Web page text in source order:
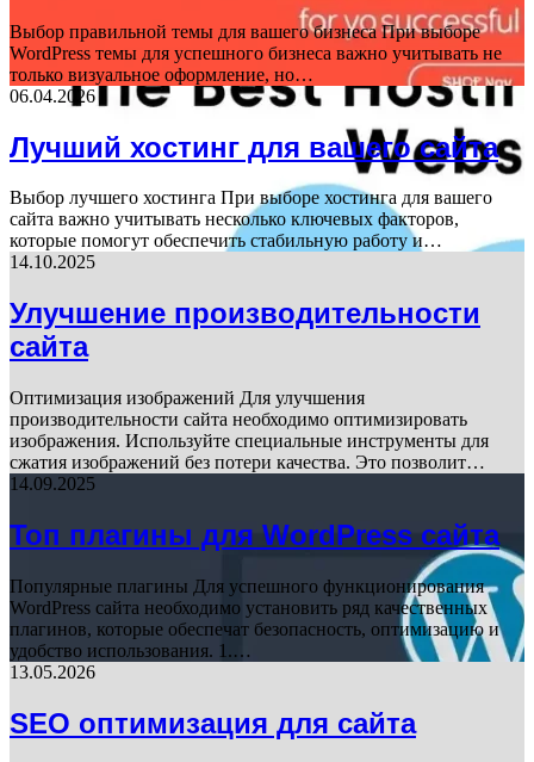
Выбор правильной темы для вашего бизнеса При выборе
WordPress темы для успешного бизнеса важно учитывать не
только визуальное оформление, но…
06.04.2026
Лучший хостинг для вашего сайта
Выбор лучшего хостинга При выборе хостинга для вашего
сайта важно учитывать несколько ключевых факторов,
которые помогут обеспечить стабильную работу и…
14.10.2025
Улучшение производительности
сайта
Оптимизация изображений Для улучшения
производительности сайта необходимо оптимизировать
изображения. Используйте специальные инструменты для
сжатия изображений без потери качества. Это позволит…
14.09.2025
Топ плагины для WordPress сайта
Популярные плагины Для успешного функционирования
WordPress сайта необходимо установить ряд качественных
плагинов, которые обеспечат безопасность, оптимизацию и
удобство использования. 1.…
13.05.2026
SEO оптимизация для сайта